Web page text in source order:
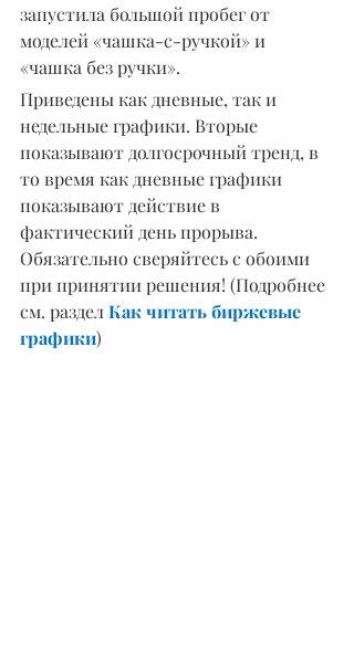
запустила большой пробег от
моделей «чашка-с-ручкой» и
«чашка без ручки».
Приведены как дневные, так и
недельные графики. Вторые
показывают долгосрочный тренд, в
то время как дневные графики
показывают действие в
фактический день прорыва.
Обязательно сверяйтесь с обоими
при принятии решения! (Подробнее
см. раздел Как читать биржевые
графики)